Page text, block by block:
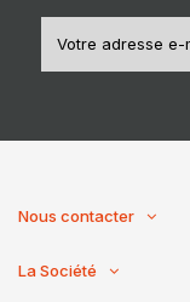
Nous contacter
La Société